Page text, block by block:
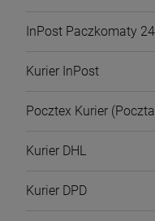
InPost Paczkomaty
Kurier InPost
Pocztex Kurier
Kurier DHL
Kurier DPD